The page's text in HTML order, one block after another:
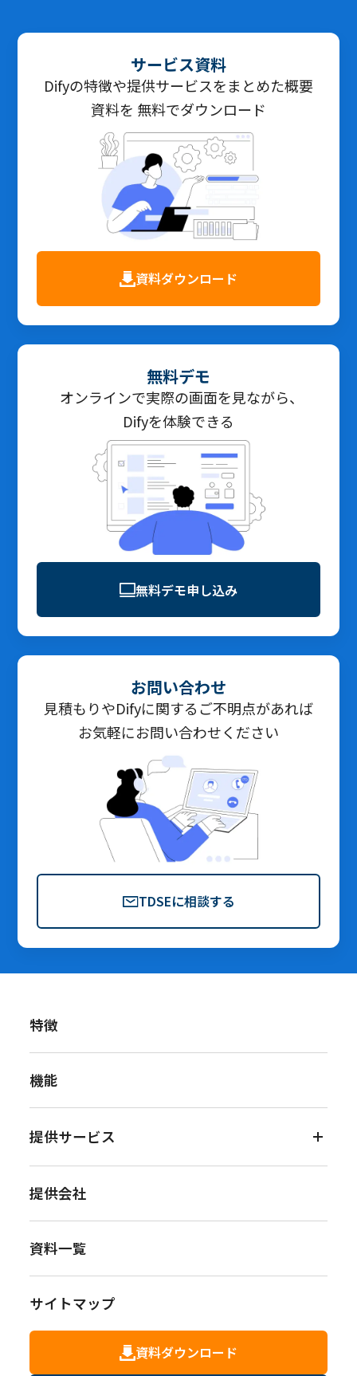
サービス資料
Difyの特徴や提供サービスをまとめた概要
資料を 無料でダウンロード
資料ダウンロード
無料デモ
オンラインで実際の画面を見ながら、
Difyを体験できる
無料デモ申し込み
お問い合わせ
見積もりやDifyに関するご不明点があれば
お気軽にお問い合わせください
TDSEに相談する
特徴
機能
提供サービス
- Dify Community
- アプリ／エージェント構築
提供会社
資料一覧
サイトマップ
資料ダウンロード